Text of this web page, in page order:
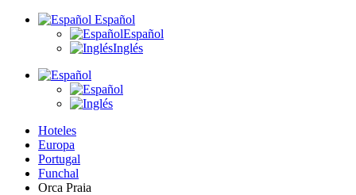
Español
Español
Inglés
Hoteles
Europa
Portugal
Funchal
Orca Praia